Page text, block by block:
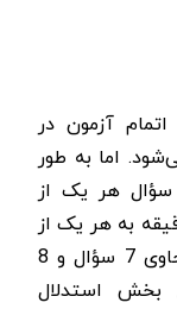
آزمون در
می‌شود. اما به طور
کلی 20 دقیقه برای پاسخ‌دهی به 15 سؤال هر یک از
زیست‌شناسی و شیمی، 12 دقیقه به هر یک از
قسمت‌های ریاضی و فیزیک هر کدام حاوی 7 سؤال و 8
به 6 سؤال بخش استدلال